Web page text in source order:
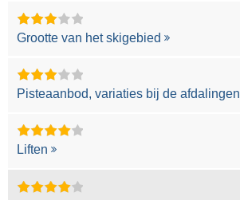
Grootte van het skigebied
Pisteaanbod, variaties bij de afdalingen
Liften